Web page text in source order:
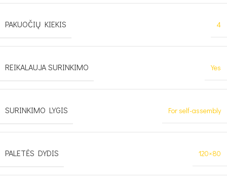
PAKUOČIŲ KIEKIS 4
REIKALAUJA SURINKIMO Yes
SURINKIMO LYGIS For self-assembly
PALETĖS DYDIS 120×80